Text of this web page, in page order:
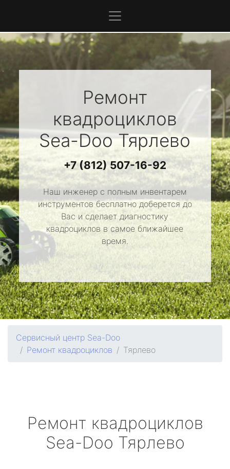
Ремонт
квадроциклов
Sea-DooТярлево
+7 (812) 507-16-92
Наш инженер с полным инвентарем
инструментов бесплатно доберется до
Вас и сделает диагностику
квадроциклов в самое ближайшее
время.
Сервисный центр Sea-Doo
Ремонт квадроциклов
Тярлево
Ремонт квадроциклов
Sea-Doo Тярлево